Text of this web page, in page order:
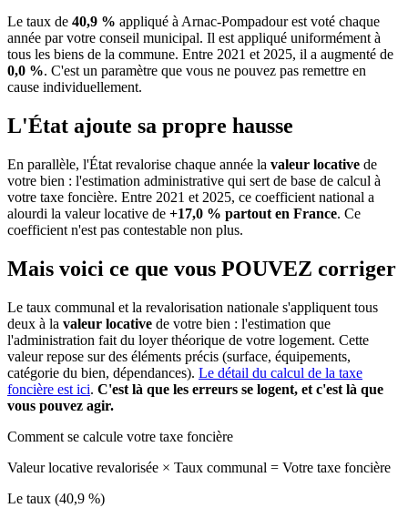
Le taux de 40,9 % appliqué à Arnac-Pompadour est voté chaque
année par votre conseil municipal. Il est appliqué uniformément à
tous les biens de la commune. Entre 2021 et 2025, il a augmenté de
0,0 %. C'est un paramètre que vous ne pouvez pas remettre en
cause individuellement.
L'État ajoute sa propre hausse
En parallèle, l'État revalorise chaque année la valeur locative de
votre bien : l'estimation administrative qui sert de base de calcul à
votre taxe foncière. Entre 2021 et 2025, ce coefficient national a
alourdi la valeur locative de +17,0 % partout en France. Ce
coefficient n'est pas contestable non plus.
Mais voici ce que vous POUVEZ corriger
Le taux communal et la revalorisation nationale s'appliquent tous
deux à la valeur locative de votre bien : l'estimation que
l'administration fait du loyer théorique de votre logement. Cette
valeur repose sur des éléments précis (surface, équipements,
catégorie du bien, dépendances). Le détail du calcul de la taxe
foncière est ici. C'est là que les erreurs se logent, et c'est là que
vous pouvez agir.
Comment se calcule votre taxe foncière
Valeur locative revalorisée × Taux communal = Votre taxe foncière
Le taux (40,9 %)